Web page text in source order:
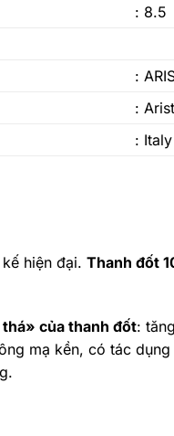
: 8.5
:
:
: Italy
hiện đại. Thanh đốt
của thanh đốt:
mạ kền, có tác